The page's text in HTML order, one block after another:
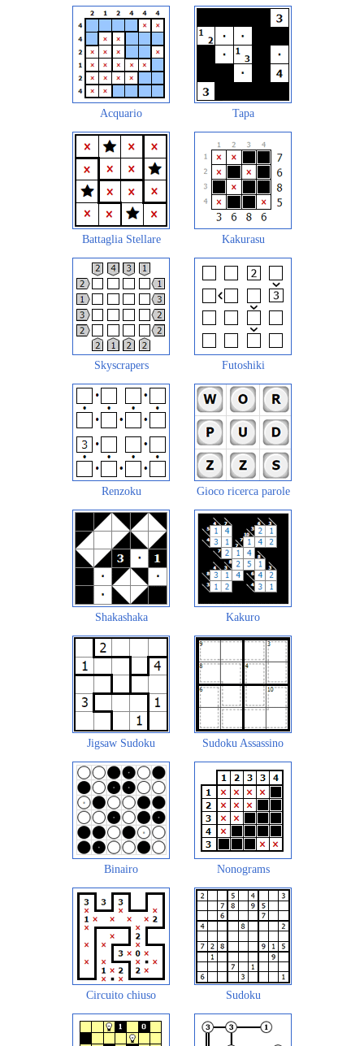
Acquario Tapa
Battaglia Stellare Kakurasu
Skyscrapers Futoshiki
Renzoku Gioco ricerca parole
Shakashaka Kakuro
Jigsaw Sudoku Sudoku Assassino
Binairo Nonograms
Circuito chiuso Sudoku